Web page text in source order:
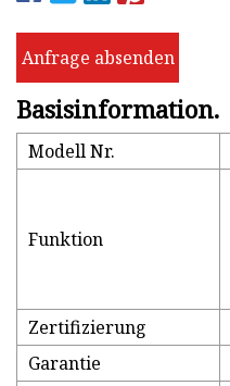
Anfrage absenden
Basisinformation.
Modell Nr.
Funktion
Zertifizierung
Garantie